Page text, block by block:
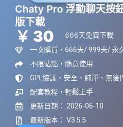
Chaty Pro 浮動聊天按
版下載
￥ 30 666天免費下載
一次購買，666天/ 999天/ 永
不限站點，隨意使用
GPL協議，安全、純淨、無後
配套教程，輕鬆上手
更新日期： 2026-06-10
最新版本： V3.5.5